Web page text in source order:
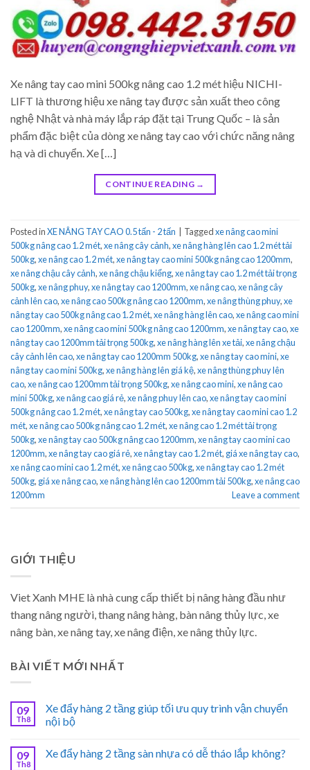
Xe nâng tay cao mini 500kg nâng cao 1.2 mét hiệu NICHI-
LIFT là thương hiệu xe nâng tay được sản xuất theo công
nghệ Nhật và nhà máy lắp ráp đặt tại Trung Quốc – là sản
phẩm đặc biệt của dòng xe nâng tay cao với chức năng nâng
hạ và di chuyển. Xe […]
CONTINUE READING →
Posted inXE NÂNG TAY CAO 0.5 tấn - 2 tấn Taggedxe nâng cao mini
500kg nâng cao 1.2 mét,xe nâng cây cảnh,xe nâng hàng lên cao 1.2 mét tải
500kg,xe nâng cao 1.2 mét,xe nâng tay cao mini 500kg nâng cao 1200mm,
xe nâng chậu cây cảnh,xe nâng chậu kiểng,xe nâng tay cao 1.2 mét tải trọng
500kg,xe nâng phuy,xe nâng tay cao 1200mm,xe nâng cao,xe nâng cây
cảnh lên cao,xe nâng cao 500kg nâng cao 1200mm,xe nâng thùng phuy,xe
nâng tay cao 500kg nâng cao 1.2 mét,xe nâng hàng lên cao,xe nâng cao mini
cao 1200mm,xe nâng cao mini 500kg nâng cao 1200mm,xe nâng tay cao,xe
nâng tay cao 1200mm tải trọng 500kg,xe nâng hàng lên xe tải,xe nâng chậu
cây cảnh lên cao,xe nâng tay cao 1200mm 500kg,xe nâng tay cao mini,xe
nâng tay cao mini 500kg,xe nâng hàng lên giá kệ,xe nâng thùng phuy lên
cao,xe nâng cao 1200mm tải trọng 500kg,xe nâng cao mini,xe nâng cao
mini 500kg,xe nâng cao giá rẻ,xe nâng phuy lên cao,xe nâng tay cao mini
500kg nâng cao 1.2 mét,xe nâng tay cao 500kg,xe nâng tay cao mini cao 1.2
mét,xe nâng cao 500kg nâng cao 1.2 mét,xe nâng cao 1.2 mét tải trọng
500kg,xe nâng tay cao 500kg nâng cao 1200mm,xe nâng tay cao mini cao
1200mm,xe nâng tay cao giá rẻ,xe nâng tay cao 1.2 mét, giá xe nâng tay cao,
xe nâng cao mini cao 1.2 mét,xe nâng cao 500kg,xe nâng tay cao 1.2 mét
500kg, giá xe nâng cao,xe nâng hàng lên cao 1200mm tải 500kg,xe nâng cao
1200mm
Leave a comment
GIỚI THIỆU
Viet Xanh MHE là nhà cung cấp thiết bị nâng hàng đầu như
thang nâng người, thang nâng hàng, bàn nâng thủy lực, xe
nâng bàn, xe nâng tay, xe nâng điện, xe nâng thủy lực.
BÀI VIẾT MỚI NHẤT
09
Th8
Xe đẩy hàng 2 tầng giúp tối ưu quy trình vận chuyển
nội bộ
09
Th8
Xe đẩy hàng 2 tầng sàn nhựa có dễ tháo lắp không?